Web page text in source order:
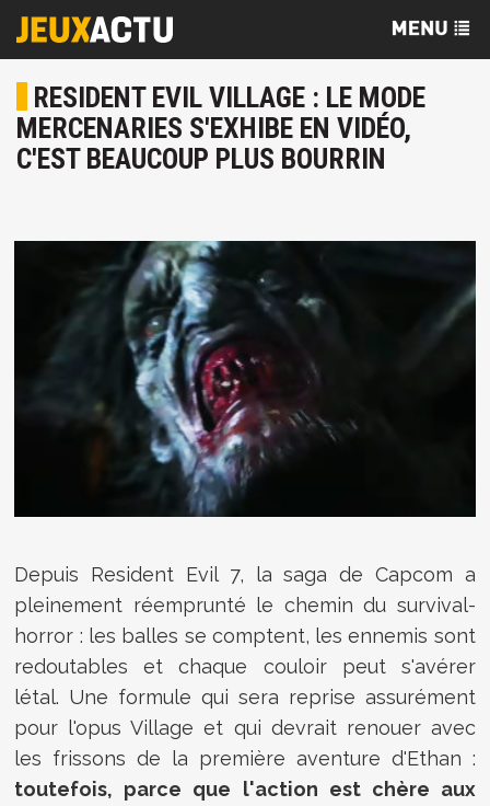
RESIDENT EVIL VILLAGE : LE MODE
MERCENARIES S'EXHIBE EN VIDÉO,
C'EST BEAUCOUP PLUS BOURRIN
Depuis Resident Evil 7, la saga de Capcom a
pleinement réemprunté le chemin du survival-
horror : les balles se comptent, les ennemis sont
redoutables et chaque couloir peut s'avérer
létal. Une formule qui sera reprise assurément
pour l'opus Village et qui devrait renouer avec
les frissons de la première aventure d'Ethan :
toutefois, parce que l'action est chère aux